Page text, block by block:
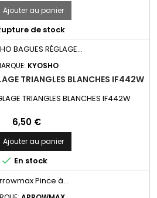
Ajouter au panier
de stock
KYOSHO
TRIANGLES BLANCHES IF442W
TRIANGLES BLANCHES IF442W
Prix
6,50 €
Ajouter au panier
 En stock